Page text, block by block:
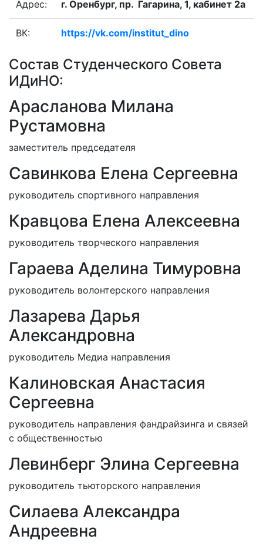
Адрес: г. Оренбург, пр. Гагарина, 1, кабинет 2а
ВК: https://vk.com/institut_dino
Состав Студенческого Совета
ИДиНО:
Арасланова Милана
Рустамовна
заместитель председателя
Савинкова Елена Сергеевна
руководитель спортивного направления
Кравцова Елена Алексеевна
руководитель творческого направления
Гараева Аделина Тимуровна
руководитель волонтерского направления
Лазарева Дарья
Александровна
руководитель Медиа направления
Калиновская Анастасия
Сергеевна
руководитель направления фандрайзинга и связей
с общественностью
Левинберг Элина Сергеевна
руководитель тьюторского направления
Силаева Александра
Андреевна